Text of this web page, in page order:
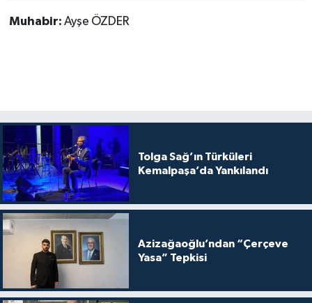
Muhabir: Ayşe ÖZDER
Tolga Sağ’ın Türküleri
Kemalpaşa’da Yankılandı
Azizağaoğlu’ndan “Çerçeve
Yasa” Tepkisi